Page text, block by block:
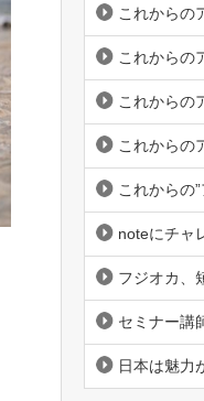
これからの
これからの
これからの
これからの
これからの
noteにチャ
フジオカ、
セミナー講
日本は魅力